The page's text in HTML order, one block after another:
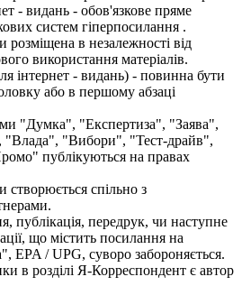
- видань - обов'язкове пряме
систем гіперпосилання .
в незалежності від
використання матеріалів.
інтернет - видань) - повинна бути
або в першому абзаці
"Думка", "Експертиза", "Заява",
"Влада", "Вибори", "Тест-драйв",
публікуються на правах
створюється спільно з
публікація, передрук, чи наступне
що містить посилання на
EPA / UPG, суворо забороняється.
в розділі Я-Корреспондент є автор